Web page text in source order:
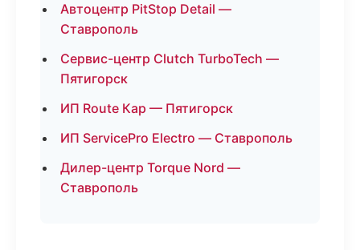
Автоцентр PitStop Detail —
Ставрополь
Сервис-центр Clutch TurboTech —
Пятигорск
ИП Route Кар — Пятигорск
ИП ServicePro Electro — Ставрополь
Дилер-центр Torque Nord —
Ставрополь